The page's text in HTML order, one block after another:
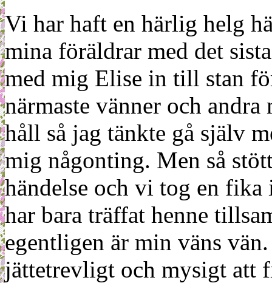
Vi har haft en härlig helg
mina föräldrar med det
med mig Elise in till stan
närmaste vänner och
håll så jag tänkte gå själv
mig någonting. Men så
händelse och vi tog en
har bara träffat henne
egentligen är min väns
jättetrevligt och mysigt att